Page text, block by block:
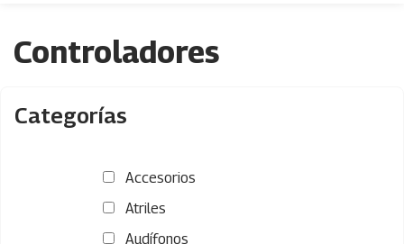
Controladores
Categorías
Accesorios
Atriles
Audífonos